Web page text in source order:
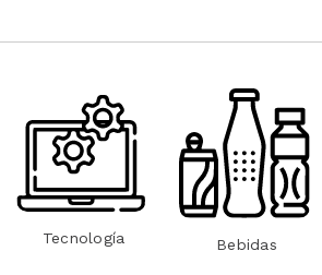
Tecnología Bebidas